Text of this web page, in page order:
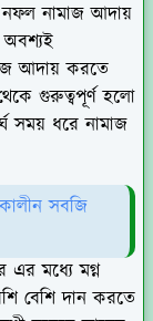
নামাজ আদায়
অবশ্যই
আদায় করতে
গুরুত্বপূর্ণ হলো
সময় ধরে নামাজ
সবজি
এর মধ্যে মগ্ন
বেশি দান করতে